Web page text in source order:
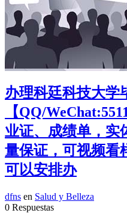
办理科廷科技大学
【QQ/
业证、成绩单，实
量保证，可视频看
可以安排办
dfns en Salud y Belleza
0 Respuestas